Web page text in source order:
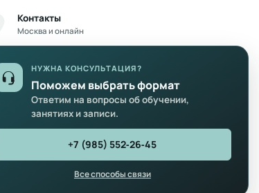
Контакты
Москва и онлайн
НУЖНА КОНСУЛЬТАЦИЯ?
Поможем выбрать формат
Ответим на вопросы об обучении,
занятиях и записи.
+7 (985) 552‑26‑45
Все способы связи